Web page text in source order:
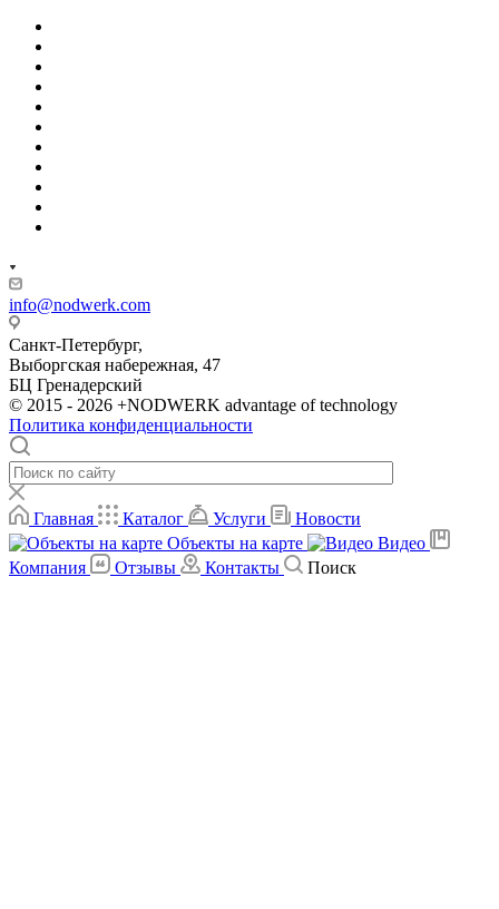
info@nodwerk.com
Санкт-Петербург,
Выборгская набережная, 47
БЦ Гренадерский
© 2015 - 2026 +NODWERK advantage of technology
Политика конфиденциальности
Главная Каталог Услуги
Новости
Объекты на карте
Видео
Компания
Отзывы Контакты Поиск